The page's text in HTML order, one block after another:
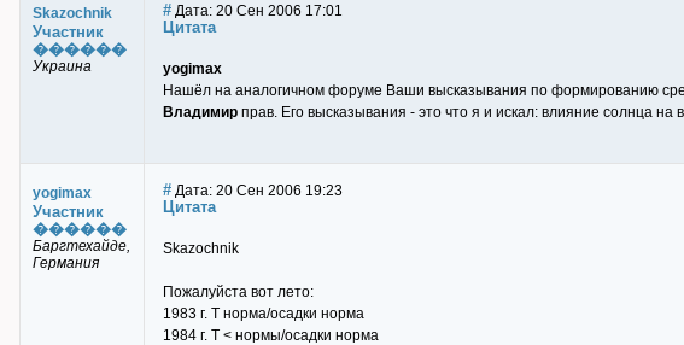
Skazochnik
Участник
������
Украина
# Дата: 20 Сен 2006 17:01
Цитата
yogimax
Нашёл на аналогичном форуме Ваши высказывания по формированию
Владимир прав. Его высказывания - это что я и искал: влияние солнца на
yogimax
Участник
������
Баргтехайде,
Германия
# Дата: 20 Сен 2006 19:23
Цитата
Skazochnik
Пожалуйста вот лето:
1983 г. Т норма/осадки норма
1984 г. Т < нормы/осадки норма